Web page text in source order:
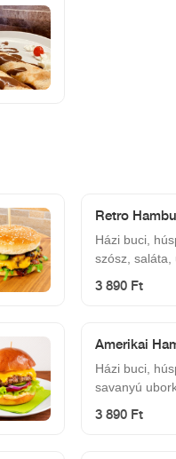
Retro
Házi buci,
szósz, saláta,
3 890 Ft
Amerikai
Házi buci,
savanyú
3 890 Ft